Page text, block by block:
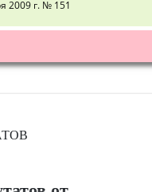
2009 г. № 151